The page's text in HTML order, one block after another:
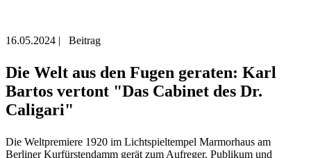
16.05.2024 | Beitrag
Die Welt aus den Fugen geraten: Karl
Bartos vertont "Das Cabinet des Dr.
Caligari"
Die Weltpremiere 1920 im Lichtspieltempel Marmorhaus am
Berliner Kurfürstendamm gerät zum Aufreger. Publikum und